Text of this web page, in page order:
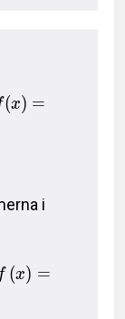
(x) =
i
f (x) =